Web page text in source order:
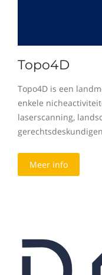
Topo4D
Topo4D is een
enkele
laserscanning,
Meer info